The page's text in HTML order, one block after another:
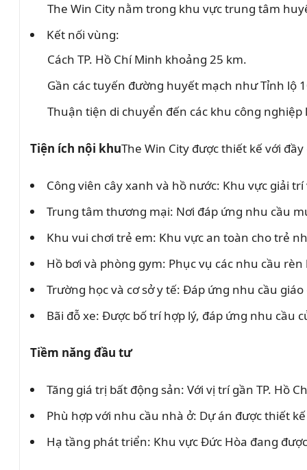
The Win City nằm trong khu vực trung tâm
Kết nối vùng:
Cách TP. Hồ Chí Minh khoảng 25 km.
Gần các tuyến đường huyết mạch như Tỉnh lộ
Thuận tiện di chuyển đến các khu công nghiệp
Tiện ích nội khuThe Win City được thiết kế với
Công viên cây xanh và hồ nước: Khu vực giải
Trung tâm thương mại: Nơi đáp ứng nhu cầu
Khu vui chơi trẻ em: Khu vực an toàn cho trẻ
Hồ bơi và phòng gym: Phục vụ các nhu cầu
Trường học và cơ sở y tế: Đáp ứng nhu cầu
Bãi đỗ xe: Được bố trí hợp lý, đáp ứng nhu cầu
Tiềm năng đầu tư
Tăng giá trị bất động sản: Với vị trí gần TP. Hồ
Phù hợp với nhu cầu nhà ở: Dự án được thiết
Hạ tầng phát triển: Khu vực Đức Hòa đang